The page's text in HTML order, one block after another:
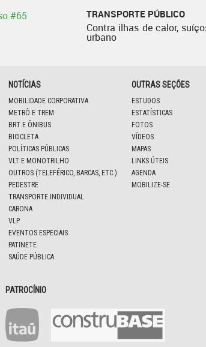
#65 TRANSPORTE PÚBLICO
Contra ilhas de calor,
urbano
NOTÍCIAS
MOBILIDADE CORPORATIVA
METRÔ E TREM
BRT E ÔNIBUS
BICICLETA
POLÍTICAS PÚBLICAS
VLT E MONOTRILHO
OUTROS (TELEFÉRICO, BARCAS, ETC.)
PEDESTRE
TRANSPORTE INDIVIDUAL
CARONA
VLP
EVENTOS ESPECIAIS
PATINETE
SAÚDE PÚBLICA
OUTRAS SEÇÕES
ESTUDOS
ESTATÍSTICAS
FOTOS
VÍDEOS
MAPAS
LINKS ÚTEIS
AGENDA
MOBILIZE-SE
PATROCÍNIO